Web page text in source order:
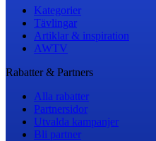
Kategorier
Tävlingar
Artiklar & inspiration
AWTV
Rabatter & Partners
Alla rabatter
Partnersidor
Utvalda kampanjer
Bli partner